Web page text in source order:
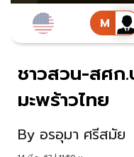
ชาวสวน-สศก
มะพร้าวไทย
By อรอุมา ศรีสมัย